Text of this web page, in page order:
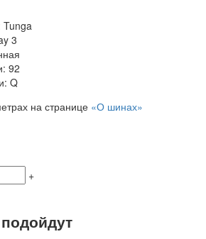
Tunga
3
92
Q
на странице «О шинах»
+